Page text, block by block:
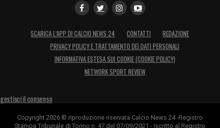
SCARICA L’APP DI CALCIO NEWS 24 CONTATTI
REDAZIONE
PRIVACY POLICY E TRATTAMENTO DEI DATI PERSONALI
INFORMATIVA ESTESA SUI COOKIE (COOKIE POLICY)
NETWORK SPORT REVIEW
gestisci il consenso
Copyright 2026 © riproduzione riservata Calcio News 24 -Registro
Stampa Tribunale di Torino n. 47 del 07/09/2021 - Iscritto al Registro